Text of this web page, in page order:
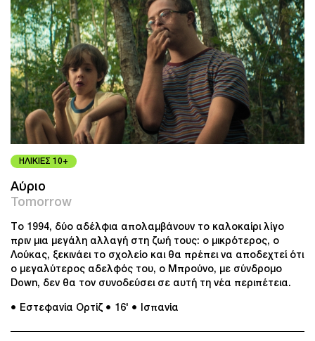
ΗΛΙΚΙΕΣ 10+
Αύριο
Tomorrow
Το 1994, δύο αδέλφια απολαμβάνουν το καλοκαίρι λίγο
πριν μια μεγάλη αλλαγή στη ζωή τους: ο μικρότερος, ο
Λούκας, ξεκινάει το σχολείο και θα πρέπει να αποδεχτεί ότι
ο μεγαλύτερος αδελφός του, ο Μπρούνο, με σύνδρομο
Down, δεν θα τον συνοδεύσει σε αυτή τη νέα περιπέτεια.
● Εστεφανία Ορτίζ ● 16' ● Ισπανία